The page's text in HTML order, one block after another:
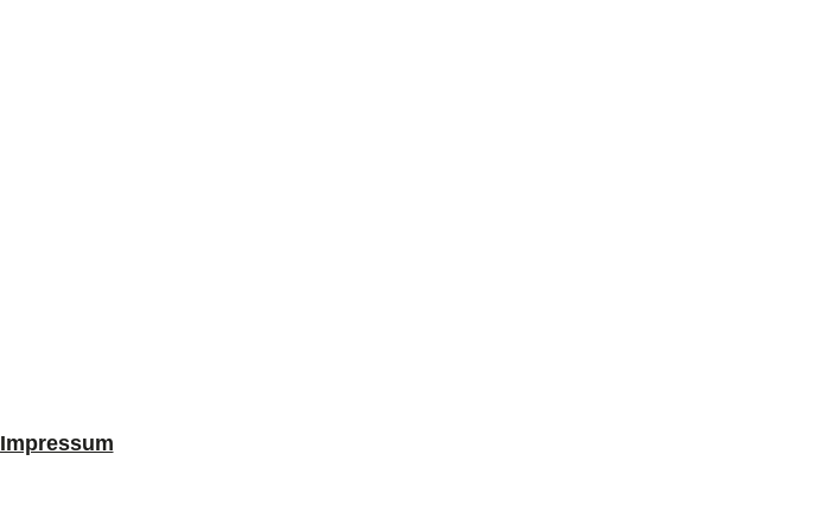
Impressum